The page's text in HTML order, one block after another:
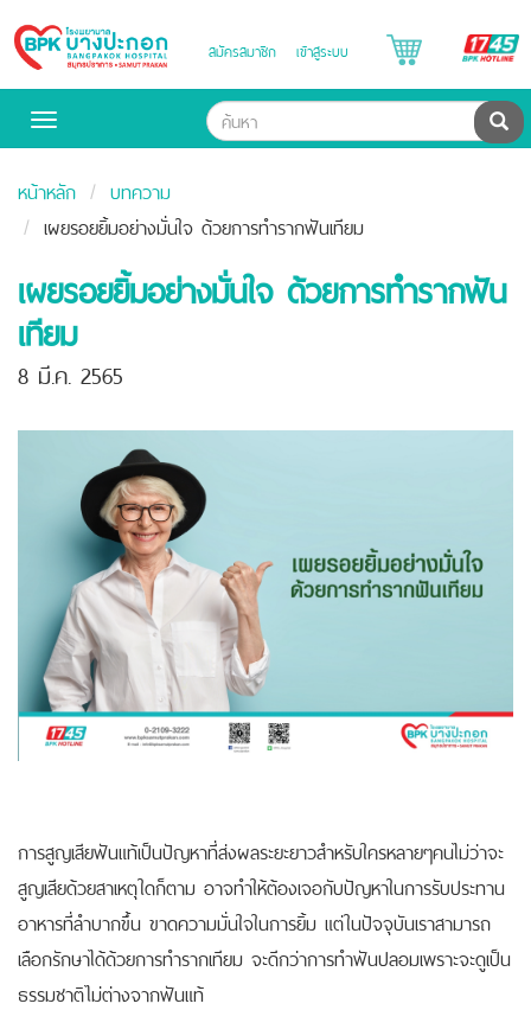
Bangpakok
Hospital
สมัครสมาชิก เข้าสู่ระบบ
Toggle
ค้น
หน้าหลัก
บทความ
เผยรอยยิ้มอย่างมั่นใจ ด้วยการทำรากฟันเทียม
เผยรอยยิ้มอย่างมั่นใจ ด้วยการทำรากฟัน
เทียม
8 มี.ค. 2565
การสูญเสียฟันแท้เป็นปัญหาที่ส่งผลระยะยาวสำหรับใครหลายๆคนไม่ว่าจะ
สูญเสียด้วยสาเหตุใดก็ตาม อาจทำให้ต้องเจอกับปัญหาในการรับประทาน
อาหารที่ลำบากขึ้น ขาดความมั่นใจในการยิ้ม แต่ในปัจจุบันเราสามารถ
เลือกรักษาได้ด้วยการทำรากเทียม จะดีกว่าการทำฟันปลอมเพราะจะดูเป็น
ธรรมชาติไม่ต่างจากฟันแท้